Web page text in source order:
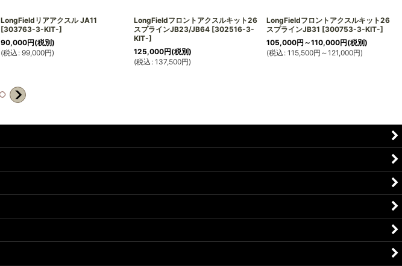
LongFieldリアアクスル JA11
[303763-3-KIT-]
90,000円(税別)
(税込 : 99,000円)
LongFieldフロントアクスルキット26
スプラインJB23/JB64 [302516-3-
KIT-]
125,000円(税別)
(税込 : 137,500円)
LongFieldフロントアクスルキット26
スプラインJB31 [300753-3-KIT-]
105,000円 ～110,000円(税別)
(税込 : 115,500円 ～121,000円)